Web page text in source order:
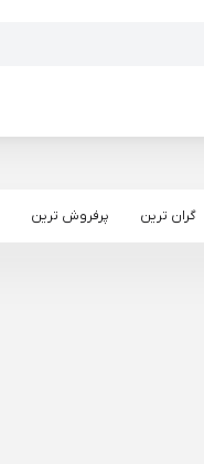
گران ترین پرفروش ترین